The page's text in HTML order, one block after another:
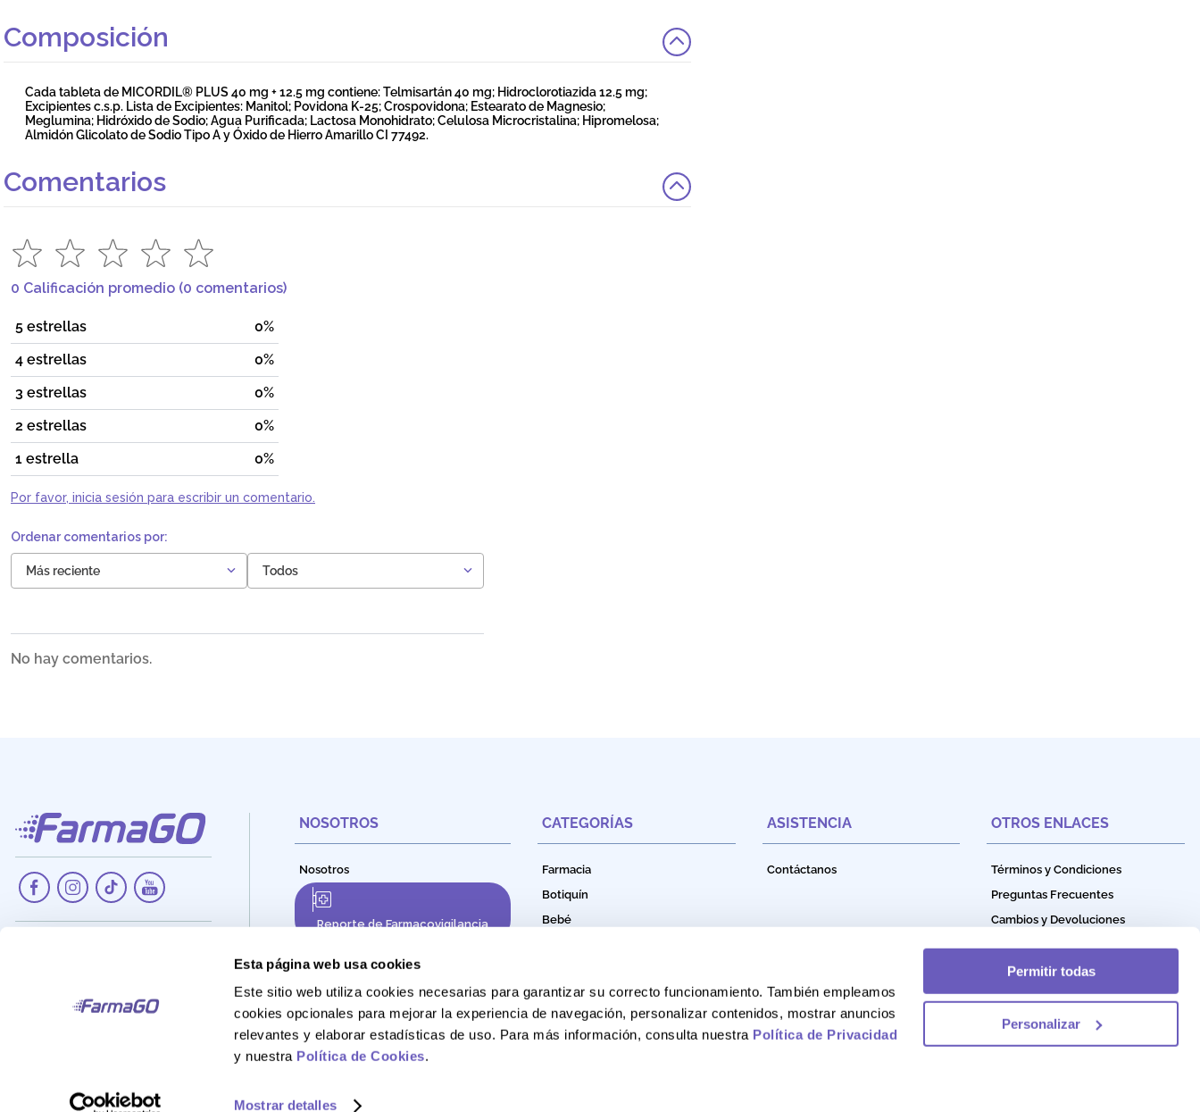
Esta página web usa cookies
Este sitio web utiliza cookies necesarias para garantizar su correcto funcionamiento. También empleamos
cookies opcionales para mejorar la experiencia de navegación, personalizar contenidos, mostrar anuncios
relevantes y elaborar estadísticas de uso. Para más información, consulta nuestra Política de Privacidad
y nuestra Política de Cookies.
Mostrar detalles
Permitir todas
Personalizar
Composición
Cada tableta de MICORDIL® PLUS 40 mg + 12.5 mg contiene: Telmisartán 40 mg; Hidroclorotiazida 12.5 mg;
Excipientes c.s.p. Lista de Excipientes: Manitol; Povidona K-25; Crospovidona; Estearato de Magnesio;
Meglumina; Hidróxido de Sodio; Agua Purificada; Lactosa Monohidrato; Celulosa Microcristalina; Hipromelosa;
Almidón Glicolato de Sodio Tipo A y Óxido de Hierro Amarillo CI 77492.
Comentarios
0 Calificación promedio (0 comentarios)
5 estrellas
0%
4 estrellas
0%
3 estrellas
0%
2 estrellas
0%
1 estrella
0%
Por favor, inicia sesión para escribir un comentario.
Más reciente Todos
No hay comentarios.
Teléfono:
NOSOTROS
Nosotros
Reporte de Farmacovigilancia
CATEGORÍAS
Farmacia
Botiquín
Bebé
Productos Naturales
Bebidas Funcionales
ASISTENCIA
Contáctanos
OTROS ENLACES
Términos y Condiciones
Preguntas Frecuentes
Cambios y Devoluciones
Política de Garantía
Política de Cookies